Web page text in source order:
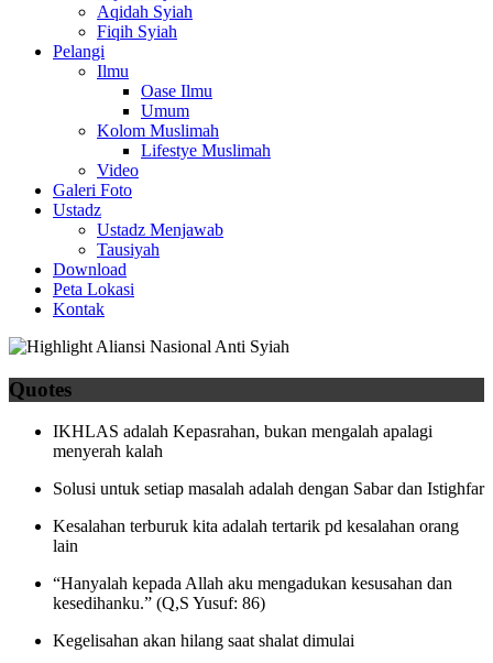
Aqidah Syiah
Fiqih Syiah
Pelangi
Ilmu
Oase Ilmu
Umum
Kolom Muslimah
Lifestye Muslimah
Video
Galeri Foto
Ustadz
Ustadz Menjawab
Tausiyah
Download
Peta Lokasi
Kontak
Quotes
IKHLAS adalah Kepasrahan, bukan mengalah apalagi
menyerah kalah
Solusi untuk setiap masalah adalah dengan Sabar dan Istighfar
Kesalahan terburuk kita adalah tertarik pd kesalahan orang
lain
“Hanyalah kepada Allah aku mengadukan kesusahan dan
kesedihanku.” (Q,S Yusuf: 86)
Kegelisahan akan hilang saat shalat dimulai